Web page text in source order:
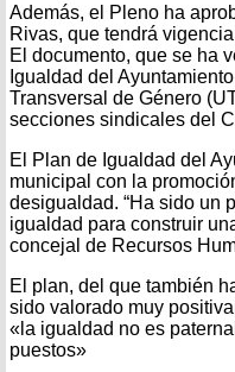
Además, el Pleno ha
Rivas, que tendrá
El documento, que se ha
Igualdad del
Transversal de Género
secciones sindicales del
El Plan de Igualdad del
municipal con la
desigualdad. “Ha sido un
igualdad para construir
concejal de Recursos
El plan, del que también
sido valorado muy
«la igualdad no es
puestos»